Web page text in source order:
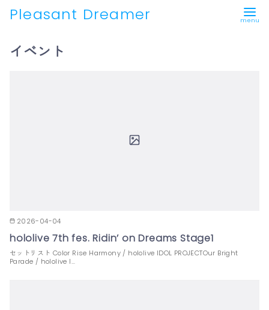
Pleasant Dreamer
イベント
2026-04-04
hololive 7th fes. Ridin’ on Dreams Stage1
セットリスト Color Rise Harmony / hololive IDOL PROJECTOur Bright
Parade / hololive I…